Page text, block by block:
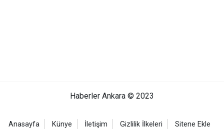
Haberler Ankara © 2023
Anasayfa Künye İletişim Gizlilik İlkeleri Sitene Ekle